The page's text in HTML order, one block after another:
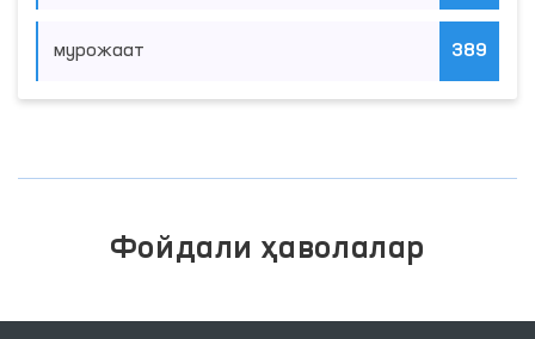
мурожаат 389
Фойдали ҳаволалар